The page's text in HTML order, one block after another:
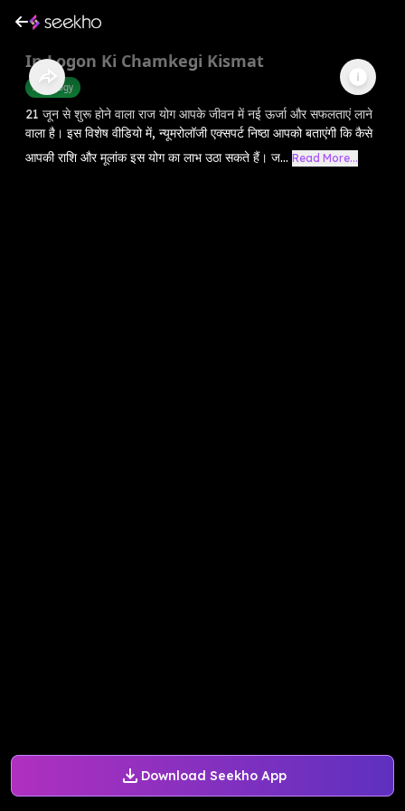
Download Seekho App
In Logon Ki Chamkegi Kismat
Astrology
21 जून से शुरू होने वाला राज योग आपके जीवन में नई ऊर्जा और सफलताएं लाने
वाला है। इस विशेष वीडियो में, न्यूमरोलॉजी एक्सपर्ट निष्ठा आपको बताएंगी कि कैसे
आपकी राशि और मूलांक इस योग का लाभ उठा सकते हैं। ज... Read More...